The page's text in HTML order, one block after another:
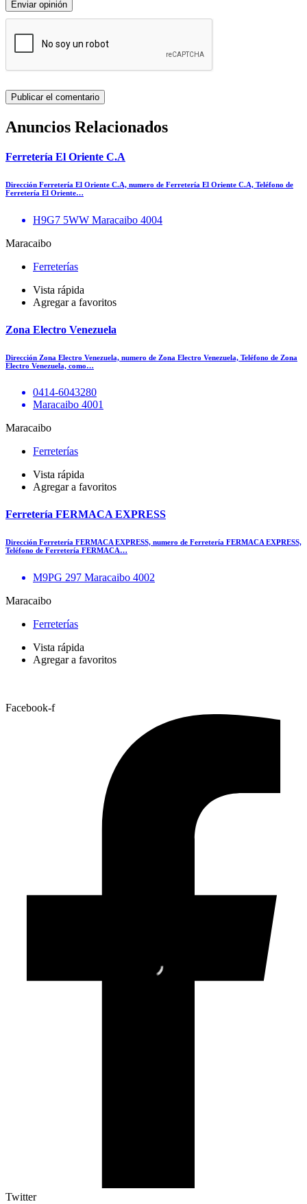
Enviar opinión
Anuncios Relacionados
Ferretería El Oriente C.A
Dirección Ferretería El Oriente C.A, numero de Ferretería El Oriente C.A, Teléfono de
Ferretería El Oriente…
H9G7 5WW Maracaibo 4004
Maracaibo
Ferreterías
Vista rápida
Agregar a favoritos
Zona Electro Venezuela
Dirección Zona Electro Venezuela, numero de Zona Electro Venezuela, Teléfono de Zona
Electro Venezuela, como…
0414-6043280
Maracaibo 4001
Maracaibo
Ferreterías
Vista rápida
Agregar a favoritos
Ferretería FERMACA EXPRESS
Dirección Ferretería FERMACA EXPRESS, numero de Ferretería FERMACA EXPRESS,
Teléfono de Ferretería FERMACA…
M9PG 297 Maracaibo 4002
Maracaibo
Ferreterías
Vista rápida
Agregar a favoritos
Facebook-f
Twitter